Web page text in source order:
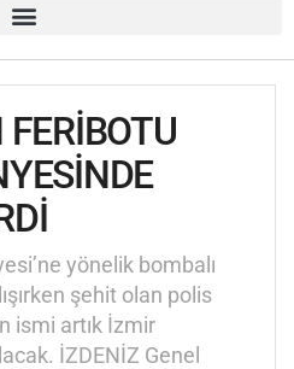
yönelik bombalı
şehit olan polis
ismi artık İzmir
İZDENİZ Genel